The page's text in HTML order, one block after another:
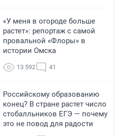
«У меня в огороде больше
растет»: репортаж с самой
провальной «Флоры» в
истории Омска
13 592 41
Российскому образованию
конец? В стране растет число
стобалльников ЕГЭ — почему
это не повод для радости